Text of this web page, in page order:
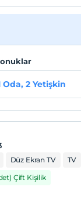
Oda, 2 Yetişkin
Düz Ekran TV TV
Çift Kişilik